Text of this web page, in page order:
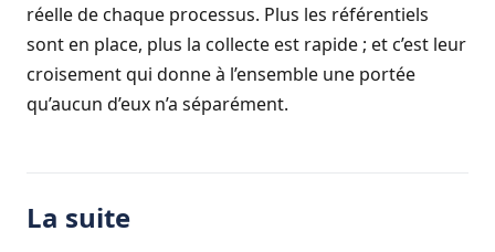
réelle de chaque processus. Plus les référentiels
sont en place, plus la collecte est rapide ; et c’est leur
croisement qui donne à l’ensemble une portée
qu’aucun d’eux n’a séparément.
La suite